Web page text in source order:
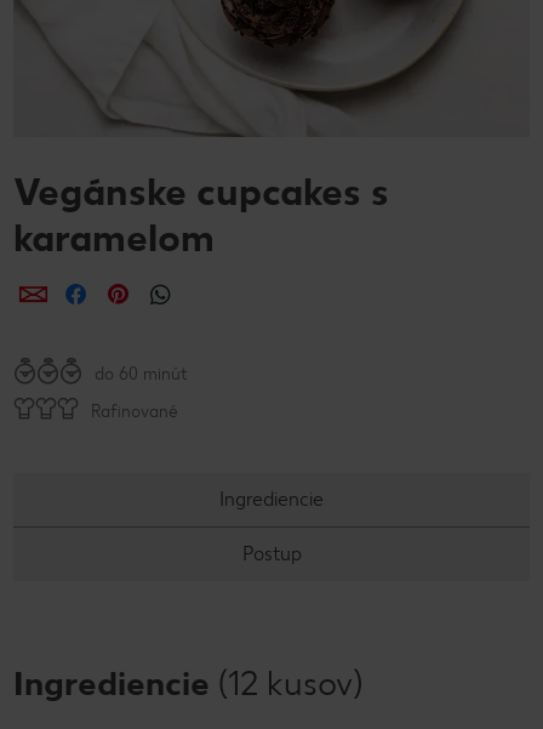
Vegánske cupcakes s
karamelom
ZdieľaťZdieľaťZdieľať
do 60 minút
Rafinované
Ingrediencie
Postup
Ingrediencie (12 kusov)